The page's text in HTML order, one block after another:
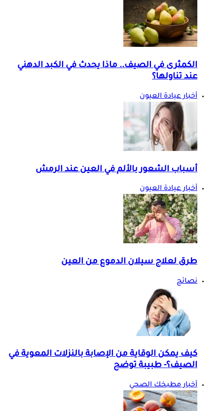
الكمثرى في الصيف.. ماذا يحدث في الكبد الدهني
عند تناولها؟
أخبار عيادة العيون
أسباب الشعور بالألم في العين عند الرمش
أخبار عيادة العيون
طرق لعلاج سيلان الدموع من العين
نصائح
كيف يمكن الوقاية من الإصابة بالنزلات المعوية في
الصيف؟- طبيبة توضح
أخبار مطبخك الصحي